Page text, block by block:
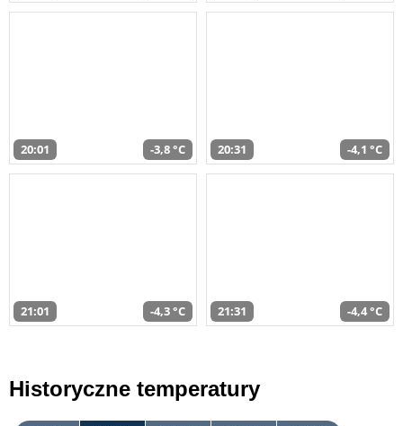
20:01 -3,8 °C 20:31 -4,1 °C
21:01 -4,3 °C 21:31 -4,4 °C
Historyczne temperatury